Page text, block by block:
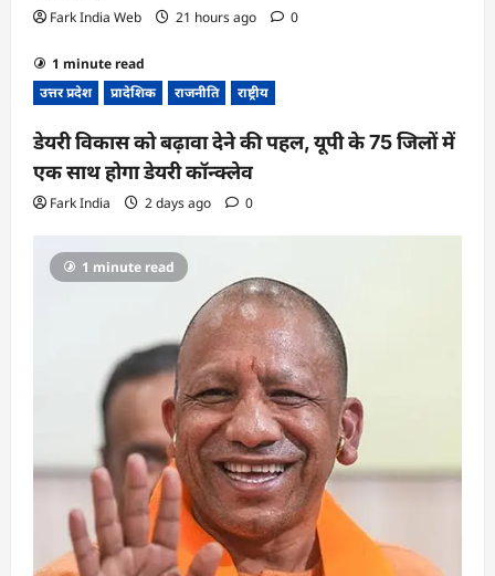
Fark India Web 21 hours ago 0
1 minute read
उत्तर प्रदेश
प्रादेशिक राजनीति राष्ट्रीय
डेयरी विकास को बढ़ावा देने की पहल, यूपी के 75 जिलों में
एक साथ होगा डेयरी कॉन्क्लेव
Fark India 2 days ago 0
1 minute read